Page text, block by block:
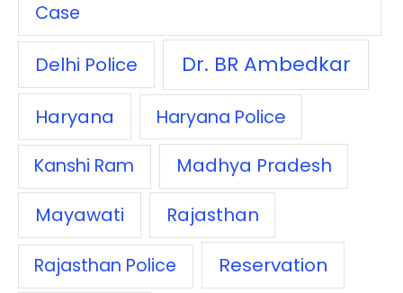
Case
Delhi Police Dr. BR Ambedkar
Haryana Haryana Police
Kanshi Ram
Madhya Pradesh
Mayawati
Rajasthan
Rajasthan Police Reservation